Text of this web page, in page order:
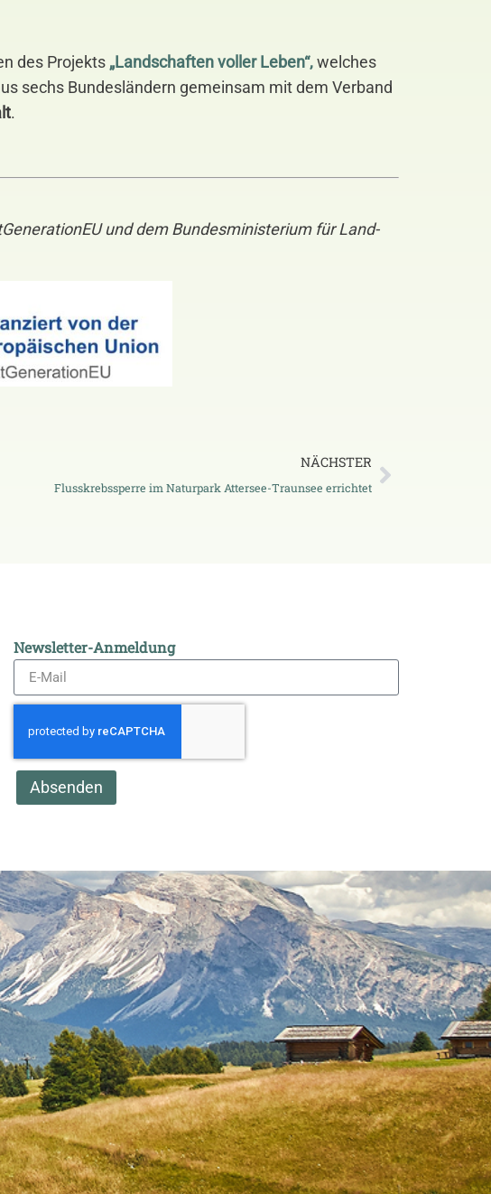
des Projekts „Landschaften voller Leben“,welches
sechs Bundesländern gemeinsam mit dem Verband
.
und dem Bundesministerium für Land-
NÄCHSTER
Flusskrebssperre im Naturpark Attersee-Traunsee errichtet
Newsletter-Anmeldung
Absenden